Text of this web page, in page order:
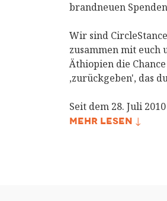
brandneuen
Wir sind
zusammen mit
Äthiopien die
‚zurückgeben', das
Seit dem 28. Juli
MEHR LESEN ↓